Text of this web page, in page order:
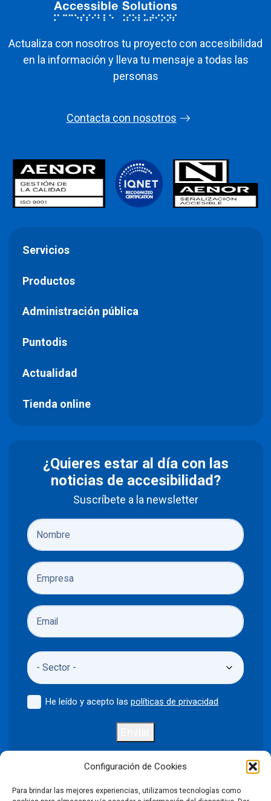
Configuración de Cookies
Para brindar las mejores experiencias, utilizamos tecnologías como
Actualiza con nosotros tu proyecto con accesibilidad
en la información y lleva tu mensaje a todas las
personas
Contacta con nosotros
Servicios
Productos
Administración pública
Puntodis
Actualidad
Tienda online
¿Quieres estar al día con las
noticias de accesibilidad?
Suscríbete a la newsletter
He leído y acepto laspolíticas de privacidad
Política de privacidad Aviso legal